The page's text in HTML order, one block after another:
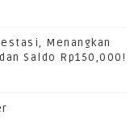
Menangkan
Saldo Rp150,000!